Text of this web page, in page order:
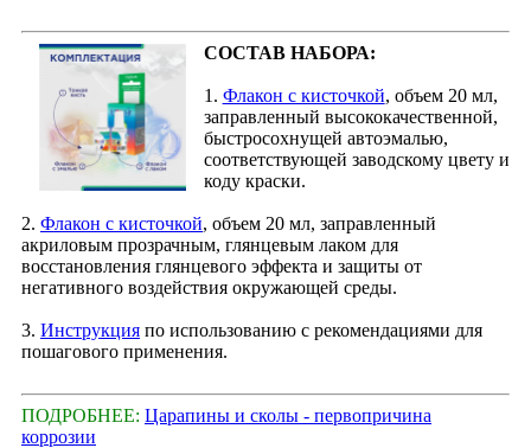
СОСТАВ НАБОРА:
1. Флакон с кисточкой, объем 20 мл,
заправленный высококачественной,
быстросохнущей автоэмалью,
соответствующей заводскому цвету и
коду краски.
2. Флакон с кисточкой, объем 20 мл, заправленный
акриловым прозрачным, глянцевым лаком для
восстановления глянцевого эффекта и защиты от
негативного воздействия окружающей среды.
3. Инструкция по использованию с рекомендациями для
пошагового применения.
ПОДРОБНЕЕ: Царапины и сколы - первопричина
коррозии